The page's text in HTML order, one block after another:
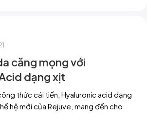
căng mọng với
dạng xịt
thức cải tiến, Hyaluronic acid dạng
hệ mới của Rejuve, mang đến cho